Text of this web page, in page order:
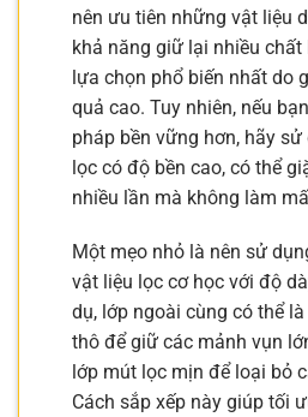
nên ưu tiên những vật liệu
khả năng giữ lại nhiều chất
lựa chọn phổ biến nhất do
quả cao. Tuy nhiên, nếu
pháp bền vững hơn, hãy
lọc có độ bền cao, có thể
nhiều lần mà không làm
Một mẹo nhỏ là nên sử
vật liệu lọc cơ học với độ
dụ, lớp ngoài cùng có thể
thô để giữ các mảnh vụn
lớp mút lọc mịn để loại bỏ
Cách sắp xếp này giúp tối